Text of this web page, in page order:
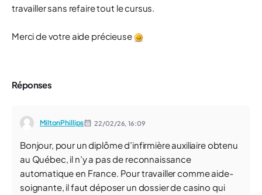
travailler sans refaire tout le cursus.
Merci de votre aide précieuse
Réponses
MiltonPhillips 22/02/26,16:09
Bonjour, pour un diplôme d’infirmière auxiliaire obtenu
au Québec, il n’y a pas de reconnaissance
automatique en France. Pour travailler comme aide-
soignante, il faut déposer un dossier de casino qui